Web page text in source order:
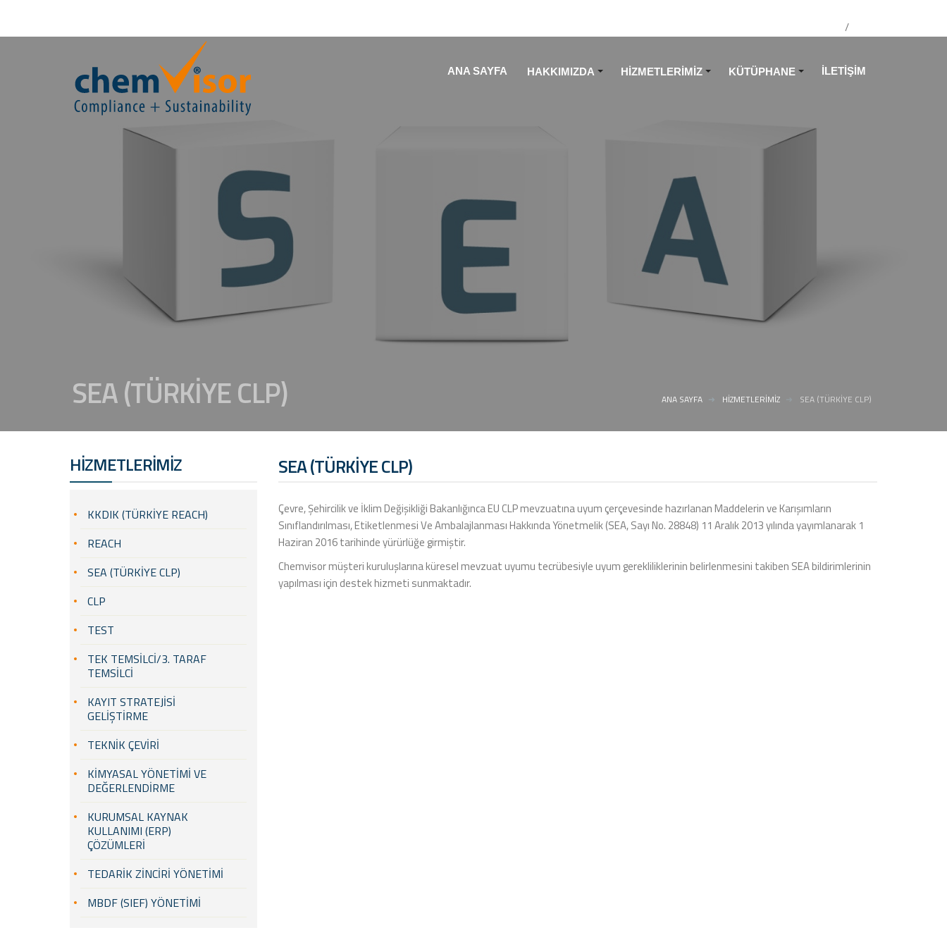
/
ANA SAYFA HAKKIMIZDA HİZMETLERİMİZ KÜTÜPHANE İLETİŞİM
SEA (TÜRKİYE CLP) ANA SAYFA HİZMETLERİMİZ SEA (TÜRKİYE CLP)
SEA (TÜRKİYE CLP)
Çevre, Şehircilik ve İklim Değişikliği Bakanlığınca EU CLP mevzuatına uyum çerçevesinde hazırlanan Maddelerin ve Karışımların
Sınıflandırılması, Etiketlenmesi Ve Ambalajlanması Hakkında Yönetmelik (SEA, Sayı No. 28848) 11 Aralık 2013 yılında yayımlanarak 1
Haziran 2016 tarihinde yürürlüğe girmiştir.
Chemvisor müşteri kuruluşlarına küresel mevzuat uyumu tecrübesiyle uyum gerekliliklerinin belirlenmesini takiben SEA bildirimlerinin
yapılması için destek hizmeti sunmaktadır.
HİZMETLERİMİZ
KKDIK (TÜRKİYE REACH)
REACH
SEA (TÜRKİYE CLP)
CLP
TEST
TEK TEMSİLCİ/3. TARAF
TEMSİLCİ
KAYIT STRATEJİSİ
GELİŞTİRME
TEKNİK ÇEVİRİ
KİMYASAL YÖNETİMİ VE
DEĞERLENDİRME
KURUMSAL KAYNAK
KULLANIMI (ERP)
ÇÖZÜMLERİ
TEDARİK ZİNCİRİ YÖNETİMİ
MBDF (SIEF) YÖNETİMİ